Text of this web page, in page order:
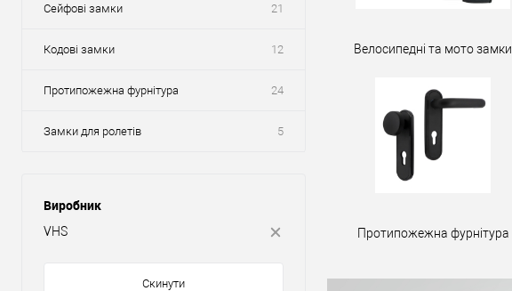
Сейфові замки 21
Кодові замки 12
Протипожежна фурнітура 24
Замки для ролетів 5
Виробник
VHS
Скинути
Велосипедні та мото замки
Протипожежна фурнітура